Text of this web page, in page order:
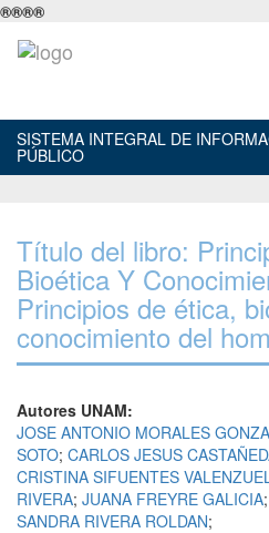
®®®®
SISTEMA INTEGRAL DE
PÚBLICO
Título del libro:
Bioética Y
Principios de ética,
conocimiento del
Autores UNAM:
JOSE ANTONIO MORALES
SOTO; CARLOS JESUS
CRISTINA SIFUENTES
RIVERA; JUANA FREYRE GALICIA;
SANDRA RIVERA ROLDAN;